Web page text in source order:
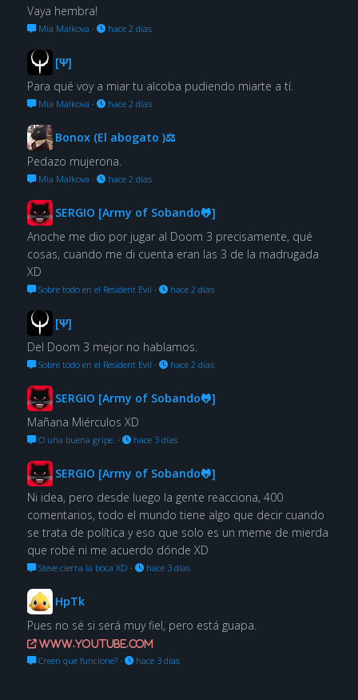
Vaya hembra!
Mia Malkova · hace 2 días
[Ψ]
Para qué voy a miar tu alcoba pudiendo miarte a tí.
Mia Malkova · hace 2 días
Bonox (El abogato )⚖
Pedazo mujerona.
Mia Malkova · hace 2 días
SERGIO [Army of Sobando🐸]
Anoche me dio por jugar al Doom 3 precisamente, qué
cosas, cuando me di cuenta eran las 3 de la madrugada
XD
Sobre todo en el Resident Evil · hace 2 días
[Ψ]
Del Doom 3 mejor no hablamos.
Sobre todo en el Resident Evil · hace 2 días
SERGIO [Army of Sobando🐸]
Mañana Miérculos XD
O una buena gripe. · hace 3 días
SERGIO [Army of Sobando🐸]
Ni idea, pero desde luego la gente reacciona, 400
comentarios, todo el mundo tiene algo que decir cuando
se trata de política y eso que solo es un meme de mierda
que robé ni me acuerdo dónde XD
Steve cierra la boca XD · hace 3 días
HpTk
Pues no sé si será muy fiel, pero está guapa.
www.youtube.com
Creen que funcione?· hace 3 días